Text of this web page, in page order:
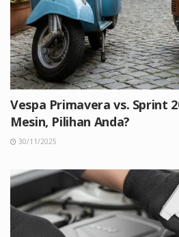
Vespa Primavera vs. Sprint
Mesin, Pilihan Anda?
30/11/2025